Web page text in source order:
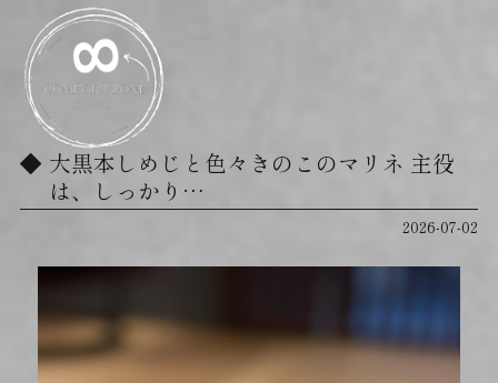
⁡大黒本しめじと色々きのこのマリネ 主役
は、しっかり…
2026-07-02